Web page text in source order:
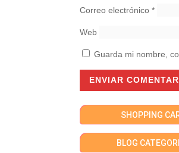
Correo electrónico*
Web
Guarda mi nombre,
SHOPPING
BLOG